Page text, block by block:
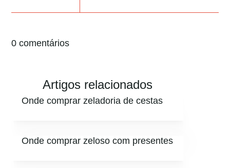
0 comentários
Artigos relacionados
Onde comprar zeladoria de cestas
Onde comprar zeloso com presentes